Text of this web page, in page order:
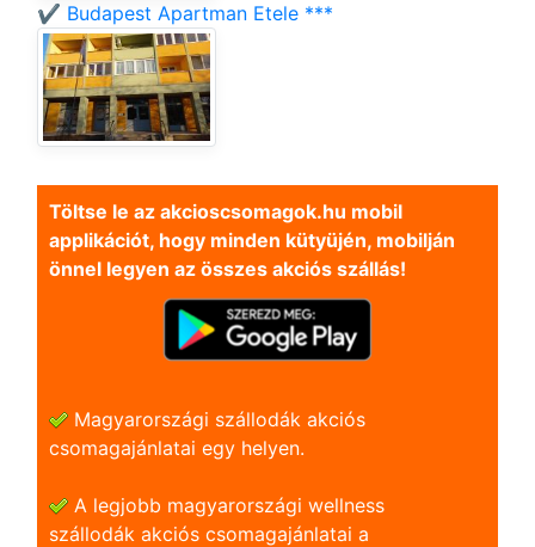
✔️ Budapest Apartman Etele ***
Töltse le az akcioscsomagok.hu mobil
applikációt, hogy minden kütyüjén, mobilján
önnel legyen az összes akciós szállás!
Magyarországi szállodák akciós
csomagajánlatai egy helyen.
A legjobb magyarországi wellness
szállodák akciós csomagajánlatai a